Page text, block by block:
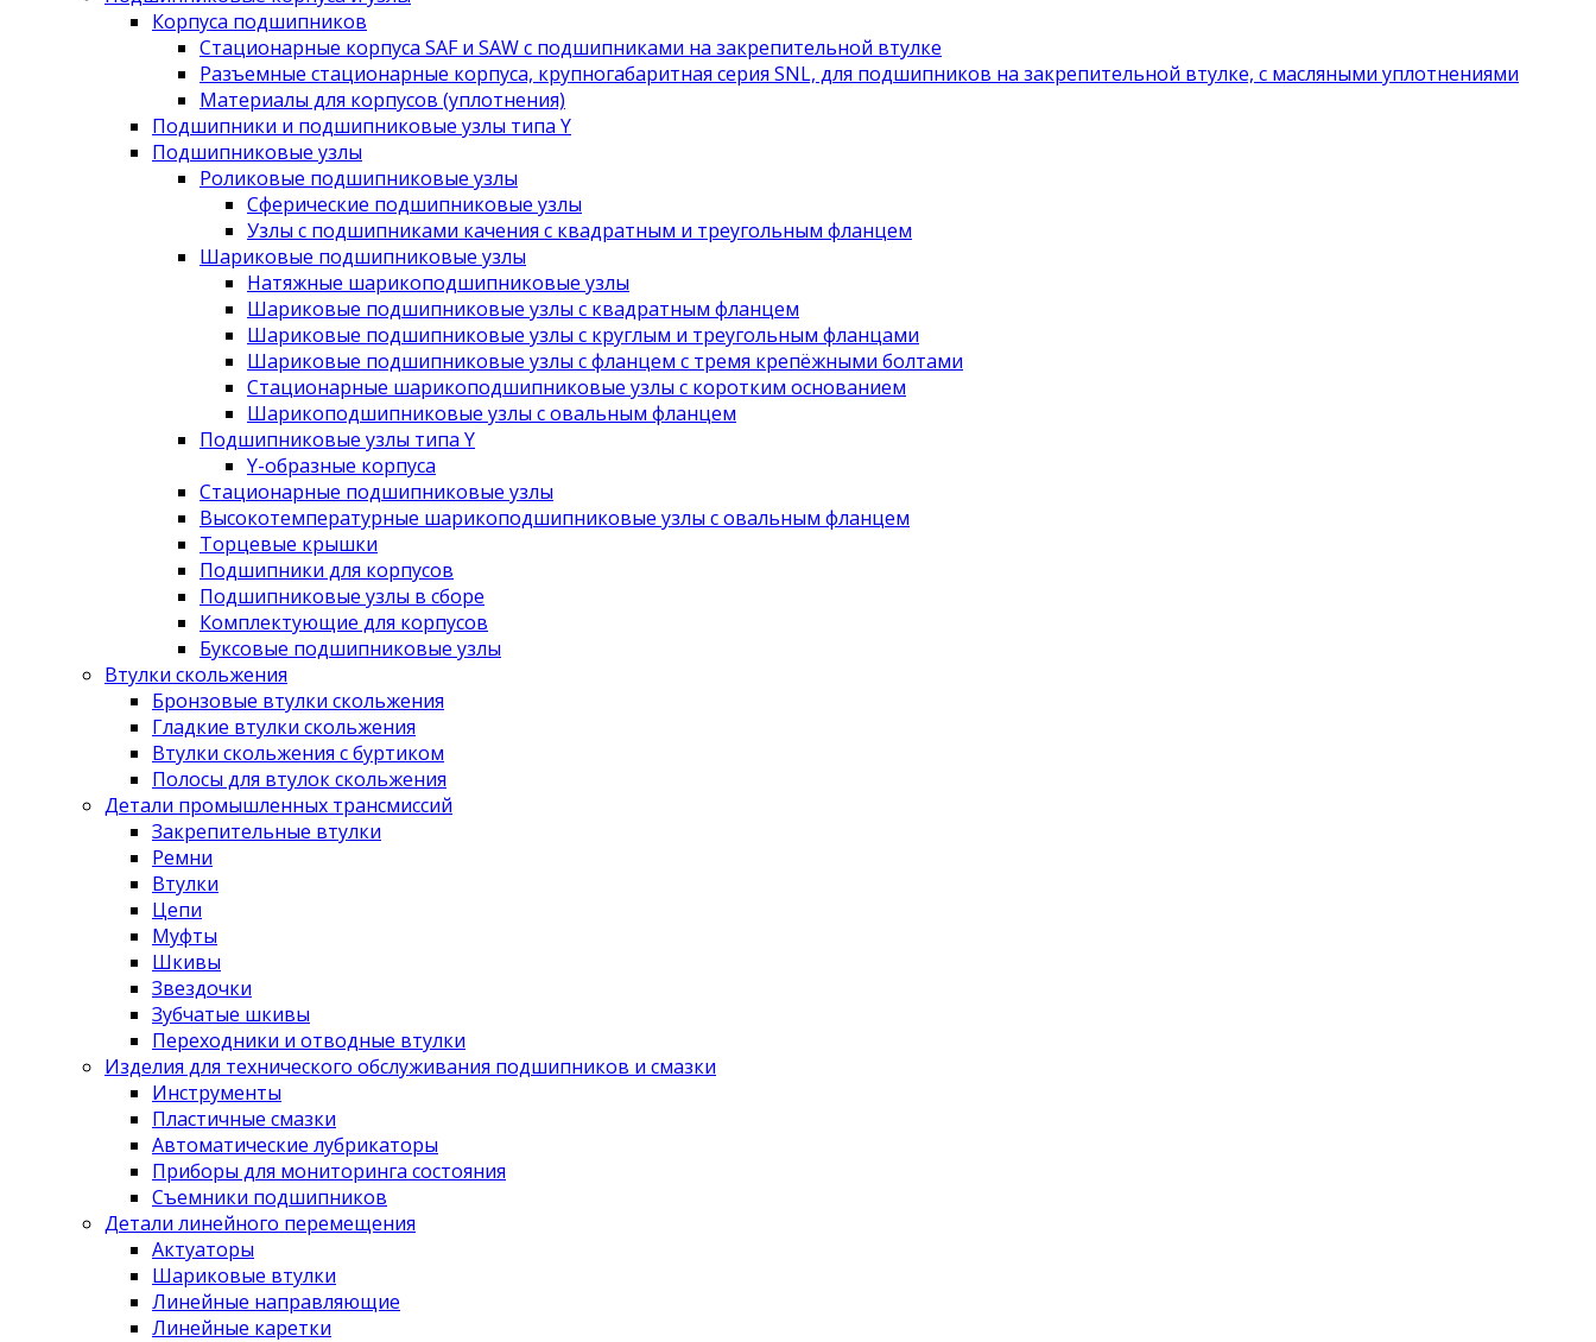
Корпуса подшипников
Стационарные корпуса SAF и SAW с подшипниками на закрепительной втулке
Разъемные стационарные корпуса, крупногабаритная серия SNL, для подшипников на закрепительной втулке, с масляными уплотнениями
Материалы для корпусов (уплотнения)
Подшипники и подшипниковые узлы типа Y
Подшипниковые узлы
Роликовые подшипниковые узлы
Сферические подшипниковые узлы
Узлы с подшипниками качения с квадратным и треугольным фланцем
Шариковые подшипниковые узлы
Натяжные шарикоподшипниковые узлы
Шариковые подшипниковые узлы с квадратным фланцем
Шариковые подшипниковые узлы с круглым и треугольным фланцами
Шариковые подшипниковые узлы с фланцем с тремя крепёжными болтами
Стационарные шарикоподшипниковые узлы с коротким основанием
Шарикоподшипниковые узлы с овальным фланцем
Подшипниковые узлы типа Y
Y-образные корпуса
Стационарные подшипниковые узлы
Высокотемпературные шарикоподшипниковые узлы с овальным фланцем
Торцевые крышки
Подшипники для корпусов
Подшипниковые узлы в сборе
Комплектующие для корпусов
Буксовые подшипниковые узлы
Втулки скольжения
Бронзовые втулки скольжения
Гладкие втулки скольжения
Втулки скольжения с буртиком
Полосы для втулок скольжения
Детали промышленных трансмиссий
Закрепительные втулки
Ремни
Втулки
Цепи
Муфты
Шкивы
Звездочки
Зубчатые шкивы
Переходники и отводные втулки
Изделия для технического обслуживания подшипников и смазки
Инструменты
Пластичные смазки
Автоматические лубрикаторы
Приборы для мониторинга состояния
Съемники подшипников
Детали линейного перемещения
Актуаторы
Шариковые втулки
Линейные направляющие
Линейные каретки